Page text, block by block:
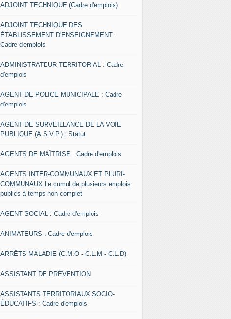
ADJOINT TECHNIQUE (Cadre d'emplois)
ADJOINT TECHNIQUE DES
ÉTABLISSEMENT D'ENSEIGNEMENT :
Cadre d'emplois
ADMINISTRATEUR TERRITORIAL : Cadre
d'emplois
AGENT DE POLICE MUNICIPALE : Cadre
d'emplois
AGENT DE SURVEILLANCE DE LA VOIE
PUBLIQUE (A.S.V.P.) : Statut
AGENTS DE MAÎTRISE : Cadre d'emplois
AGENTS INTER-COMMUNAUX ET PLURI-
COMMUNAUX Le cumul de plusieurs emplois
publics à temps non complet
AGENT SOCIAL : Cadre d'emplois
ANIMATEURS : Cadre d'emplois
ARRÊTS MALADIE (C.M.O - C.L.M - C.L.D)
ASSISTANT DE PRÉVENTION
ASSISTANTS TERRITORIAUX SOCIO-
ÉDUCATIFS : Cadre d'emplois